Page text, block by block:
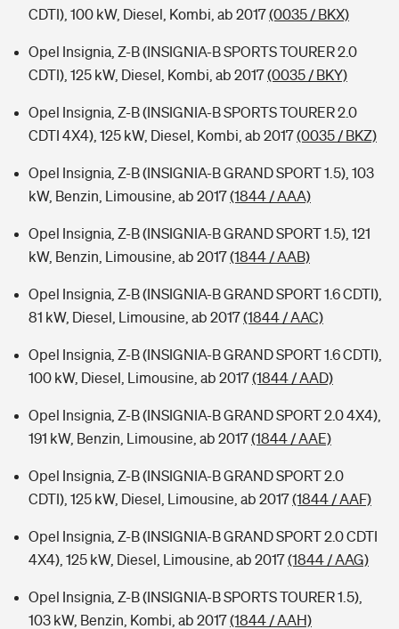
CDTI), 100 kW, Diesel, Kombi, ab 2017(0035 / BKX)
Opel Insignia, Z-B (INSIGNIA-B SPORTS TOURER 2.0
CDTI), 125 kW, Diesel, Kombi, ab 2017(0035 / BKY)
Opel Insignia, Z-B (INSIGNIA-B SPORTS TOURER 2.0
CDTI 4X4), 125 kW, Diesel, Kombi, ab 2017(0035 / BKZ)
Opel Insignia, Z-B (INSIGNIA-B GRAND SPORT 1.5), 103
kW, Benzin, Limousine, ab 2017(1844 / AAA)
Opel Insignia, Z-B (INSIGNIA-B GRAND SPORT 1.5), 121
kW, Benzin, Limousine, ab 2017(1844 / AAB)
Opel Insignia, Z-B (INSIGNIA-B GRAND SPORT 1.6 CDTI),
81 kW, Diesel, Limousine, ab 2017(1844 / AAC)
Opel Insignia, Z-B (INSIGNIA-B GRAND SPORT 1.6 CDTI),
100 kW, Diesel, Limousine, ab 2017(1844 / AAD)
Opel Insignia, Z-B (INSIGNIA-B GRAND SPORT 2.0 4X4),
191 kW, Benzin, Limousine, ab 2017(1844 / AAE)
Opel Insignia, Z-B (INSIGNIA-B GRAND SPORT 2.0
CDTI), 125 kW, Diesel, Limousine, ab 2017(1844 / AAF)
Opel Insignia, Z-B (INSIGNIA-B GRAND SPORT 2.0 CDTI
4X4), 125 kW, Diesel, Limousine, ab 2017(1844 / AAG)
Opel Insignia, Z-B (INSIGNIA-B SPORTS TOURER 1.5),
103 kW, Benzin, Kombi, ab 2017(1844 / AAH)